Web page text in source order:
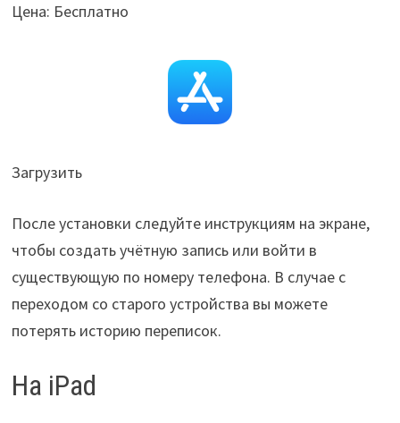
Цена: Бесплатно
Загрузить
После установки следуйте инструкциям на экране,
чтобы создать учётную запись или войти в
существующую по номеру телефона. В случае с
переходом со старого устройства вы можете
потерять историю переписок.
На iPad